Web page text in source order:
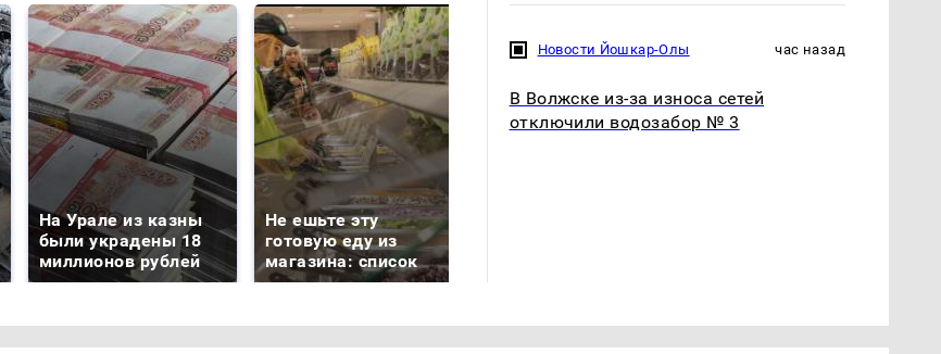
На Урале из казны
были украдены 18
миллионов рублей
Не ешьте эту
готовую еду из
магазина: список
Новости Йошкар-Олы час назад
В Волжске из-за износа сетей
отключили водозабор № 3